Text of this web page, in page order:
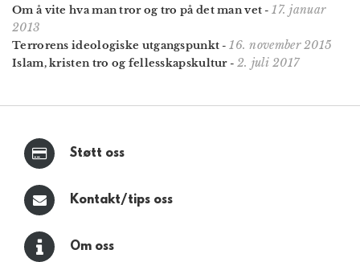
Om å vite hva man tror og tro på det man vet -17. januar
2013
Terrorens ideologiske utgangspunkt -16. november 2015
Islam, kristen tro og fellesskapskultur- 2. juli 2017
Støtt oss
Kontakt/tips oss
Om oss